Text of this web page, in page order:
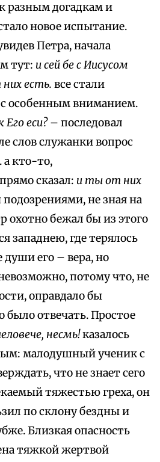
разным догадкам и
новое испытание.
Петра, начала
тут: и сей бе с Иисусом
них есть. все стали
особенным вниманием.
еси?– последовал
слов служанки вопрос
кто-то,
сказал: и ты от них
не зная на
охотно бежал бы из этого
западнею, где терялось
его – вера, но
потому что, не
оправдало бы
было отвечать. Простое
несмь!казалось
малодушный ученик с
что не знает сего
тяжестью греха, он
по склону бездны и
Близкая опасность
тяжкой жертвой